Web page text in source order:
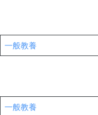
ジ
情
公
一般教養
一般教養